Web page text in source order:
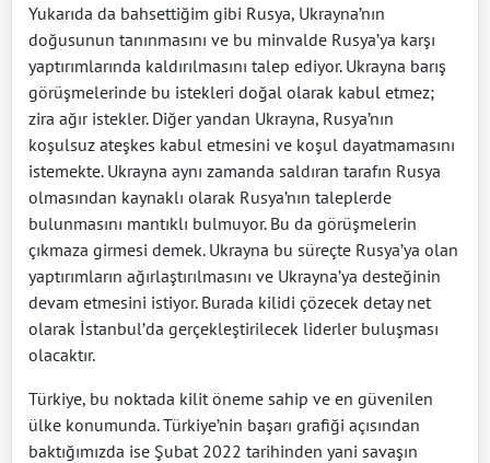
Yukarıda da bahsettiğim gibi Rusya, Ukrayna’nın
doğusunun tanınmasını ve bu minvalde Rusya’ya karşı
yaptırımlarında kaldırılmasını talep ediyor. Ukrayna barış
görüşmelerinde bu istekleri doğal olarak kabul etmez;
zira ağır istekler. Diğer yandan Ukrayna, Rusya’nın
koşulsuz ateşkes kabul etmesini ve koşul dayatmamasını
istemekte. Ukrayna aynı zamanda saldıran tarafın Rusya
olmasından kaynaklı olarak Rusya’nın taleplerde
bulunmasını mantıklı bulmuyor. Bu da görüşmelerin
çıkmaza girmesi demek. Ukrayna bu süreçte Rusya’ya olan
yaptırımların ağırlaştırılmasını ve Ukrayna’ya desteğinin
devam etmesini istiyor. Burada kilidi çözecek detay net
olarak İstanbul’da gerçekleştirilecek liderler buluşması
olacaktır.
Türkiye, bu noktada kilit öneme sahip ve en güvenilen
ülke konumunda. Türkiye’nin başarı grafiği açısından
baktığımızda ise Şubat 2022 tarihinden yani savaşın